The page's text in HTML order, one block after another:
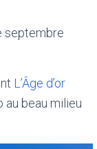
septembre
L’Âge d’or
au beau milieu